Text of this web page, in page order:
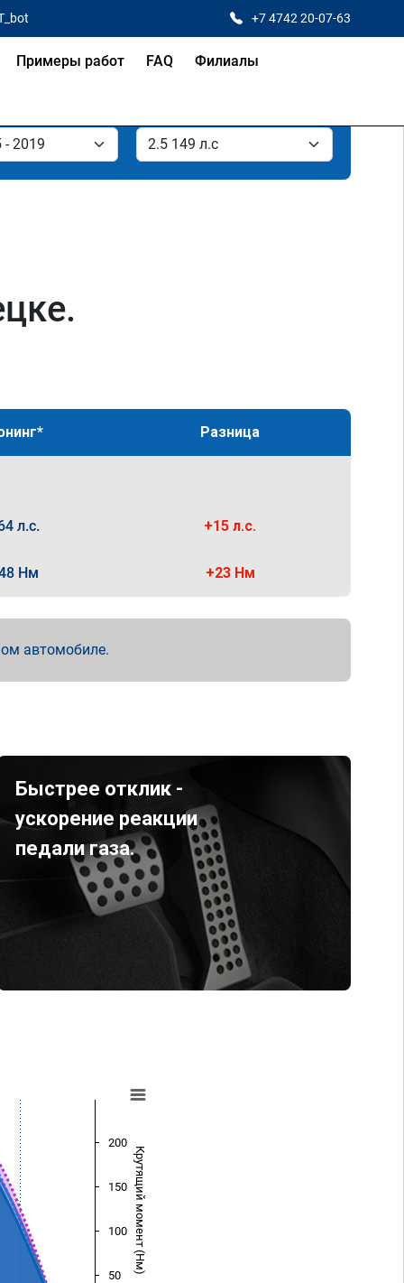
+7 4742 20-07-63
Примеры работ FAQ Филиалы
Разница
л.с. +15 л.с.
Нм +23 Нм
автомобиле.
Быстрее отклик -
ускорение реакции
педали газа.
Крутящий момент (Нм)
50
100
150
200